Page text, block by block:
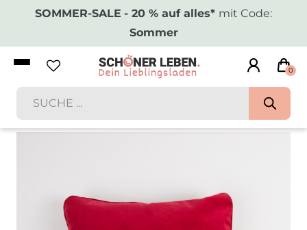
SOMMER-SALE - 20 % auf alles* mit Code:
Sommer
0